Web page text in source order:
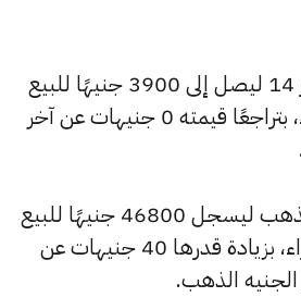
كما انخفض سعر عيار 14 ليصل إلى 3900 جنيهًا للبيع
و3865 جنيهًا للشراء، بتراجعًا قيمته 0 جنيهات عن آخر
وارتفع سعر الجنيه الذهب ليسجل 46800 جنيهًا للبيع
و46400 جنيهًا للشراء، بزيادة قدرها 40 جنيهات عن
الجنيه الذهب.